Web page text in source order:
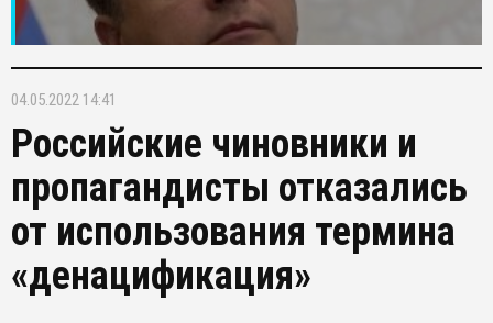
04.05.2022 14:41
Российские чиновники и
пропагандисты отказались
от использования термина
«денацификация»